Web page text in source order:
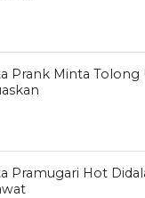
Prank Minta Tolong
Pramugari Hot